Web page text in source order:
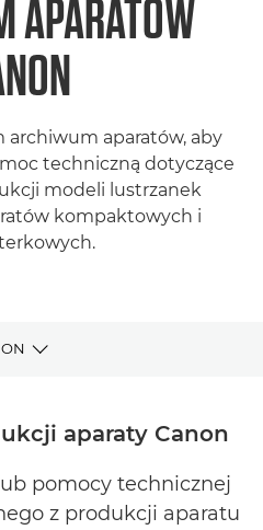
APARATÓW
archiwum aparatów, aby
techniczną dotyczące
modeli lustrzanek
kompaktowych i
aparaty Canon
pomocy technicznej
z produkcji aparatu